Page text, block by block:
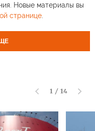
Новые материалы вы
странице.
1 / 14